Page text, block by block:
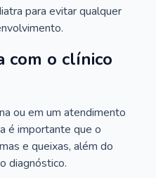
para evitar qualquer
com o clínico
ou em um atendimento
é importante que o
e queixas, além do
diagnóstico.